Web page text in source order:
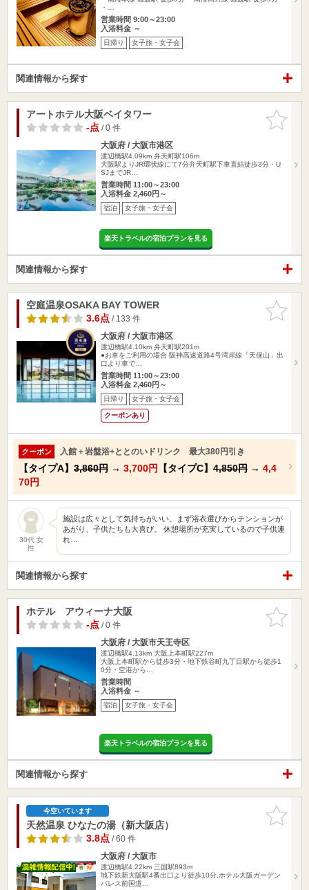
・…
営業時間 9:00～23:00
入浴料金 ～
日帰り 女子旅・女子会
関連情報から探す
お気に入
りに追加
アートホテル大阪ベイタワー
-点/ 0 件
大阪府 / 大阪市港区
渡辺橋駅4.09km 弁天町駅106m
大阪駅よりJR環状線にて7分弁天町駅下車直結徒歩3分・U
SJまでJR…
営業時間 11:00～23:00
入浴料金 2,460円～
宿泊 女子旅・女子会
楽天トラベルの宿泊プランを見る
関連情報から探す
お気に入
りに追加
空庭温泉OSAKA BAY TOWER
3.6点/ 133 件
大阪府 / 大阪市港区
渡辺橋駅4.10km 弁天町駅201m
●お車をご利用の場合 阪神高速道路4号湾岸線「天保山」出
口より車で…
営業時間 11:00～23:00
入浴料金 2,460円～
日帰り 女子旅・女子会
クーポンあり
クーポン 入館＋岩盤浴+ととのいドリンク 最大380円引き
【タイプA】 3,860円 → 3,700円 【タイプC】 4,850円 → 4,4
70円
30代 女
性
施設は広々として気持ちがいい。まず浴衣選びからテンションが
あがり、子供たちも大喜び。 休憩場所が充実しているので子供連
れ…
関連情報から探す
お気に入
りに追加
ホテル アウィーナ大阪
-点/ 0 件
大阪府 / 大阪市天王寺区
渡辺橋駅4.13km 大阪上本町駅227m
大阪上本町駅から徒歩3分・地下鉄谷町九丁目駅から徒歩1
0分・空港から…
営業時間
入浴料金 ～
宿泊 女子旅・女子会
楽天トラベルの宿泊プランを見る
関連情報から探す
お気に入
りに追加
今空いています
天然温泉 ひなたの湯（新大阪店）
3.8点/ 60 件
大阪府 / 大阪市
渡辺橋駅4.22km 三国駅893m
地下鉄新大阪駅4番出口より徒歩10分,ホテル大阪ガーデン
パレス前国道…